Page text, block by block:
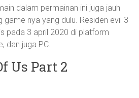
dalam permainan ini juga jauh
game nya yang dulu. Residen evil 3
pada 3 april 2020 di platform
dan juga PC.
Us Part 2